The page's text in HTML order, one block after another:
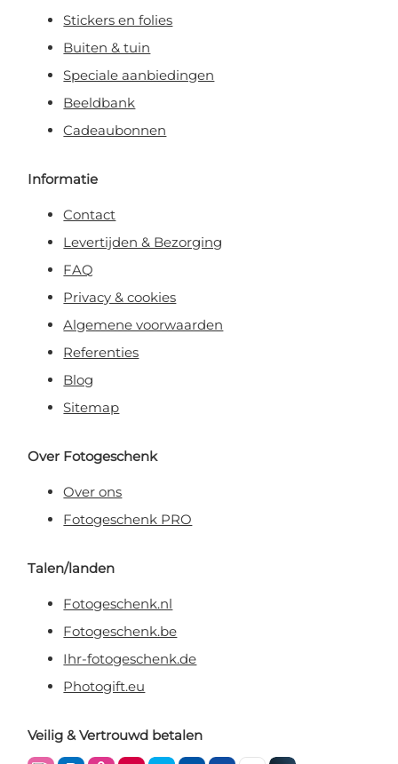
Stickers en folies
Buiten & tuin
Speciale aanbiedingen
Beeldbank
Cadeaubonnen
Informatie
Contact
Levertijden & Bezorging
FAQ
Privacy & cookies
Algemene voorwaarden
Referenties
Blog
Sitemap
Over Fotogeschenk
Over ons
Fotogeschenk PRO
Talen/landen
Fotogeschenk.nl
Fotogeschenk.be
Ihr-fotogeschenk.de
Photogift.eu
Veilig & Vertrouwd betalen